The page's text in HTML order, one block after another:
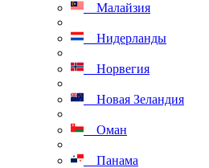
Малайзия
Нидерланды
Норвегия
Новая Зеландия
Оман
Панама